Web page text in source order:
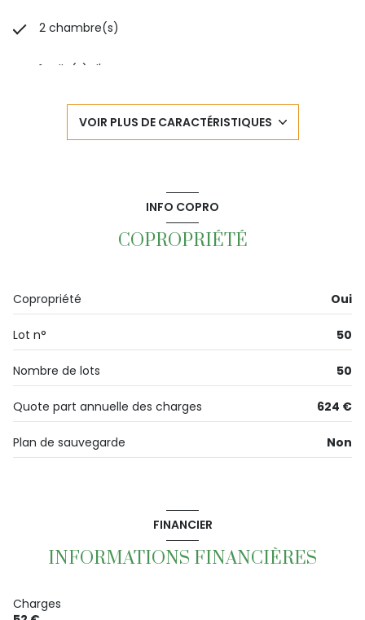
2 chambre(s)
1 salle(s) d'eau
construit en 1970
Chauffage individuel : autre (autre)
exposition Sud
2ème étage
vue DEGAGEE
cave
VOIR PLUS DE CARACTÉRISTIQUES
INFO COPRO
COPROPRIÉTÉ
Copropriété Oui
Lot n° 50
Nombre de lots 50
Quote part annuelle des charges 624 €
Plan de sauvegarde Non
FINANCIER
INFORMATIONS FINANCIÈRES
Charges